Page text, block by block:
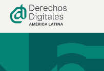
contenido